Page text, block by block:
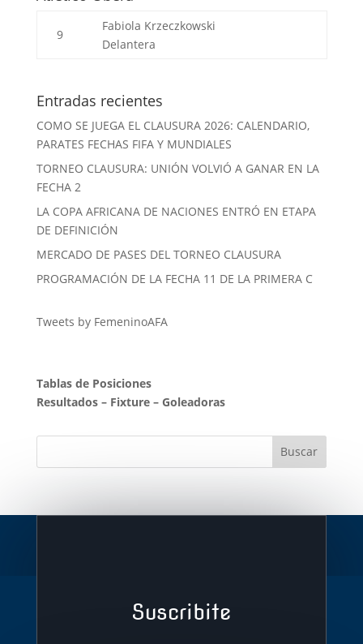
9
Fabiola Krzeczkowski
Delantera
Entradas recientes
COMO SE JUEGA EL CLAUSURA 2026: CALENDARIO,
PARATES FECHAS FIFA Y MUNDIALES
TORNEO CLAUSURA: UNIÓN VOLVIÓ A GANAR EN LA
FECHA 2
LA COPA AFRICANA DE NACIONES ENTRÓ EN ETAPA
DE DEFINICIÓN
MERCADO DE PASES DEL TORNEO CLAUSURA
PROGRAMACIÓN DE LA FECHA 11 DE LA PRIMERA C
Tweets by FemeninoAFA
Tablas de Posiciones
Resultados– Fixture– Goleadoras
Suscribite